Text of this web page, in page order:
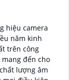
hiệu camera
năm kinh
trên công
đến cho
lượng âm